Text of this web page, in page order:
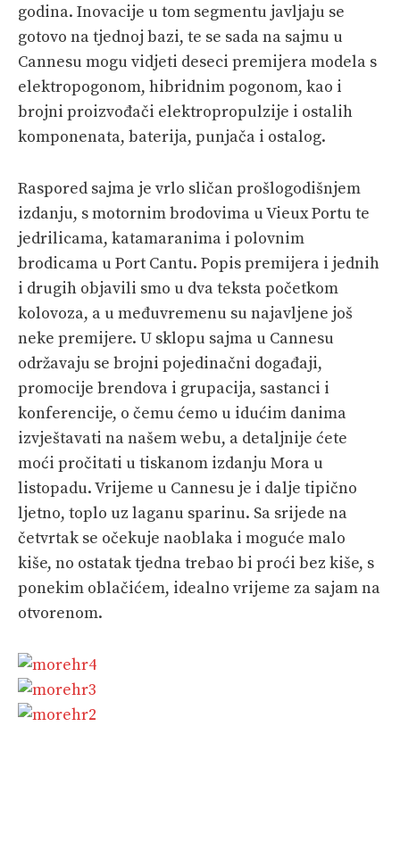
godina. Inovacije u tom segmentu javljaju se
gotovo na tjednoj bazi, te se sada na sajmu u
Cannesu mogu vidjeti deseci premijera modela s
elektropogonom, hibridnim pogonom, kao i
brojni proizvođači elektropropulzije i ostalih
komponenata, baterija, punjača i ostalog.
Raspored sajma je vrlo sličan prošlogodišnjem
izdanju, s motornim brodovima u Vieux Portu te
jedrilicama, katamaranima i polovnim
brodicama u Port Cantu. Popis premijera i jednih
i drugih objavili smo u dva teksta početkom
kolovoza, a u međuvremenu su najavljene još
neke premijere. U sklopu sajma u Cannesu
održavaju se brojni pojedinačni događaji,
promocije brendova i grupacija, sastanci i
konferencije, o čemu ćemo u idućim danima
izvještavati na našem webu, a detaljnije ćete
moći pročitati u tiskanom izdanju Mora u
listopadu. Vrijeme u Cannesu je i dalje tipično
ljetno, toplo uz laganu sparinu. Sa srijede na
četvrtak se očekuje naoblaka i moguće malo
kiše, no ostatak tjedna trebao bi proći bez kiše, s
ponekim oblačićem, idealno vrijeme za sajam na
otvorenom.